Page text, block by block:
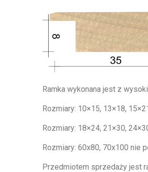
Ramka wykonana jest z
Rozmiary: 10×15, 13×18,
Rozmiary: 18×24, 21×30,
Rozmiary: 60x80, 70x100 nie
Przedmiotem sprzedaży jest